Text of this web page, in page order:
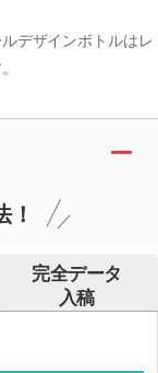
デザインボトルはレ
完全データ
入稿